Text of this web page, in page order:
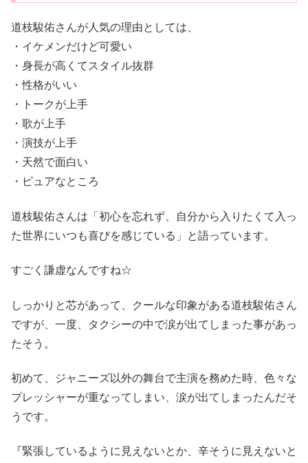
道枝駿佑さんが人気の理由としては、
・イケメンだけど可愛い
・身長が高くてスタイル抜群
・性格がいい
・トークが上手
・歌が上手
・演技が上手
・天然で面白い
・ピュアなところ
道枝駿佑さんは「初心を忘れず、自分から入りたくて入っ
た世界にいつも喜びを感じている」と語っています。
すごく謙虚なんですね☆
しっかりと芯があって、クールな印象がある道枝駿佑さん
ですが、一度、タクシーの中で涙が出てしまった事があっ
たそう。
初めて、ジャニーズ以外の舞台で主演を務めた時、色々な
プレッシャーが重なってしまい、涙が出てしまったんだそ
うです。
『緊張しているように見えないとか、辛そうに見えないと